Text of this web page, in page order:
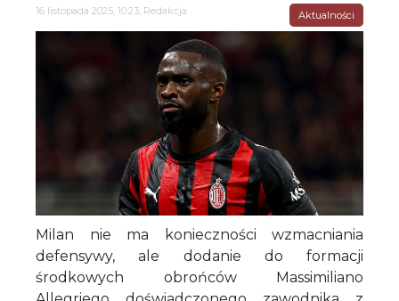
16 listopada 2025, 10:23, Redakcja Aktualności
Milan nie ma konieczności wzmacniania
defensywy, ale dodanie do formacji
środkowych obrońców Massimiliano